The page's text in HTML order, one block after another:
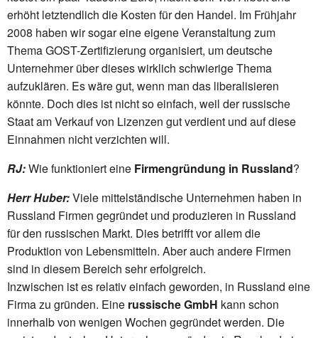
erhöht letztendlich die Kosten für den Handel. Im Frühjahr
2008 haben wir sogar eine eigene Veranstaltung zum
Thema GOST-Zertifizierung organisiert, um deutsche
Unternehmer über dieses wirklich schwierige Thema
aufzuklären. Es wäre gut, wenn man das liberalisieren
könnte. Doch dies ist nicht so einfach, weil der russische
Staat am Verkauf von Lizenzen gut verdient und auf diese
Einnahmen nicht verzichten will.
RJ:Wie funktioniert eine Firmengründung in Russland?
Herr Huber:Viele mittelständische Unternehmen haben in
Russland Firmen gegründet und produzieren in Russland
für den russischen Markt. Dies betrifft vor allem die
Produktion von Lebensmitteln. Aber auch andere Firmen
sind in diesem Bereich sehr erfolgreich.
Inzwischen ist es relativ einfach geworden, in Russland eine
Firma zu gründen. Eine russische GmbH kann schon
innerhalb von wenigen Wochen gegründet werden. Die